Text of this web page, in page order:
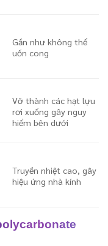
Gần như không thể
uốn cong
Vỡ thành các hạt lựu
rơi xuống gây nguy
hiểm bên dưới
Truyền nhiệt cao, gây
hiệu ứng nhà kính